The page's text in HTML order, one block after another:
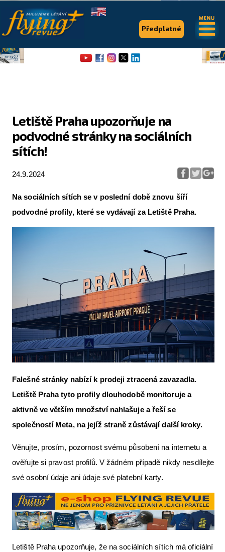
Letiště Praha upozorňuje na
podvodné stránky na sociálních
sítích!
24.9.2024
Na sociálních sítích se v poslední době znovu šíří
podvodné profily, které se vydávají za Letiště Praha.
Falešné stránky nabízí k prodeji ztracená zavazadla.
Letiště Praha tyto profily dlouhodobě monitoruje a
aktivně ve větším množství nahlašuje a řeší se
společností Meta, na jejíž straně zůstávají další kroky.
Věnujte, prosím, pozornost svému působení na internetu a
ověřujte si pravost profilů. V žádném případě nikdy nesdílejte
své osobní údaje ani údaje své platební karty.
Letiště Praha upozorňuje, že na sociálních sítích má oficiální
Předplatné
.
Flying Revue
Pro piloty
Série & speciály
Letecká muzea
VFR Communication app
The SAFE Guide app
Nabídky práce v letectví
Inzerujte s námi
E-SHOP